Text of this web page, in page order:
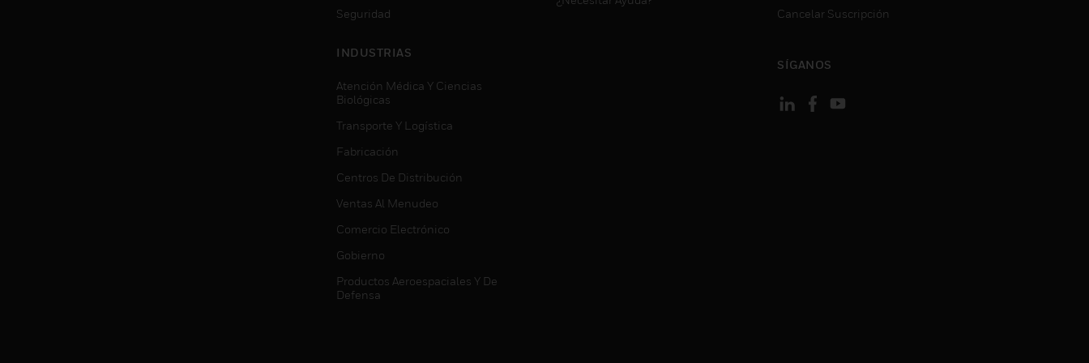
Seguridad
INDUSTRIAS
Atención Médica Y Ciencias
Biológicas
Transporte Y Logística
Fabricación
Centros De Distribución
Ventas Al Menudeo
Comercio Electrónico
Gobierno
Productos Aeroespaciales Y De
Defensa
Cancelar Suscripción
SÍGANOS